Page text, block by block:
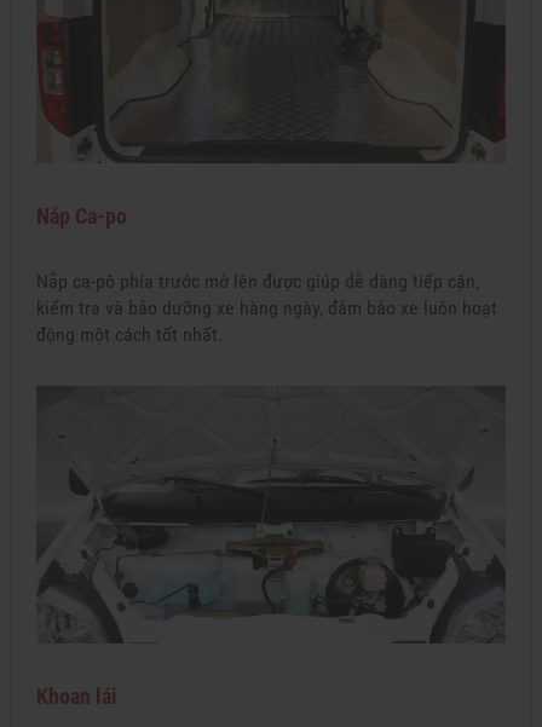
Nắp Ca-po
Nắp ca-pô phía trước mở lên được giúp dễ dàng tiếp cận,
kiểm tra và bảo dưỡng xe hàng ngày, đảm bảo xe luôn hoạt
động một cách tốt nhất.
Khoan lái